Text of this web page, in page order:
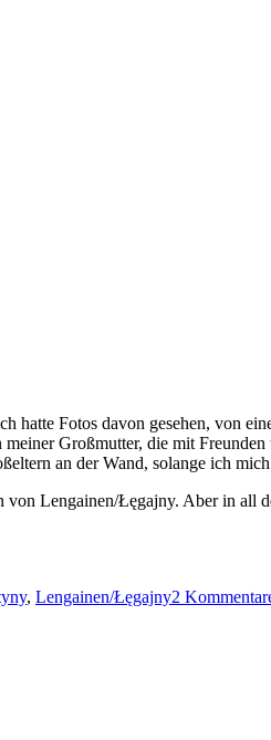
Fotos davon gesehen, von
Großmutter, die mit
an der Wand, solange ich
Lengainen/Łęgajny. Aber in all
, Lengainen/Łęgajny2